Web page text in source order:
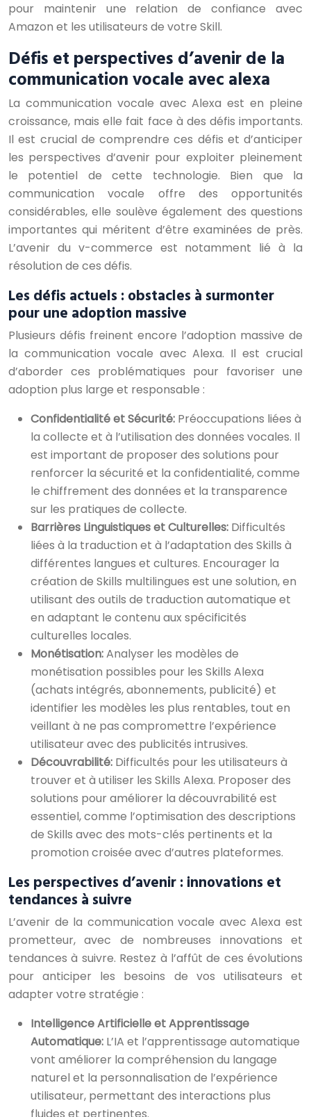
pour maintenir une relation de confiance avec
Amazon et les utilisateurs de votre Skill.
Défis et perspectives d’avenir de la
communication vocale avec alexa
La communication vocale avec Alexa est en pleine
croissance, mais elle fait face à des défis importants.
Il est crucial de comprendre ces défis et d’anticiper
les perspectives d’avenir pour exploiter pleinement
le potentiel de cette technologie. Bien que la
communication vocale offre des opportunités
considérables, elle soulève également des questions
importantes qui méritent d’être examinées de près.
L’avenir du v-commerce est notamment lié à la
résolution de ces défis.
Les défis actuels : obstacles à surmonter
pour une adoption massive
Plusieurs défis freinent encore l’adoption massive de
la communication vocale avec Alexa. Il est crucial
d’aborder ces problématiques pour favoriser une
adoption plus large et responsable :
Confidentialité et Sécurité: Préoccupations liées à
la collecte et à l’utilisation des données vocales. Il
est important de proposer des solutions pour
renforcer la sécurité et la confidentialité, comme
le chiffrement des données et la transparence
sur les pratiques de collecte.
Barrières Linguistiques et Culturelles: Difficultés
liées à la traduction et à l’adaptation des Skills à
différentes langues et cultures. Encourager la
création de Skills multilingues est une solution, en
utilisant des outils de traduction automatique et
en adaptant le contenu aux spécificités
culturelles locales.
Monétisation:Analyser les modèles de
monétisation possibles pour les Skills Alexa
(achats intégrés, abonnements, publicité) et
identifier les modèles les plus rentables, tout en
veillant à ne pas compromettre l’expérience
utilisateur avec des publicités intrusives.
Découvrabilité: Difficultés pour les utilisateurs à
trouver et à utiliser les Skills Alexa. Proposer des
solutions pour améliorer la découvrabilité est
essentiel, comme l’optimisation des descriptions
de Skills avec des mots-clés pertinents et la
promotion croisée avec d’autres plateformes.
Les perspectives d’avenir : innovations et
tendances à suivre
L’avenir de la communication vocale avec Alexa est
prometteur, avec de nombreuses innovations et
tendances à suivre. Restez à l’affût de ces évolutions
pour anticiper les besoins de vos utilisateurs et
adapter votre stratégie :
Intelligence Artificielle et Apprentissage
Automatique: L’IA et l’apprentissage automatique
vont améliorer la compréhension du langage
naturel et la personnalisation de l’expérience
utilisateur, permettant des interactions plus